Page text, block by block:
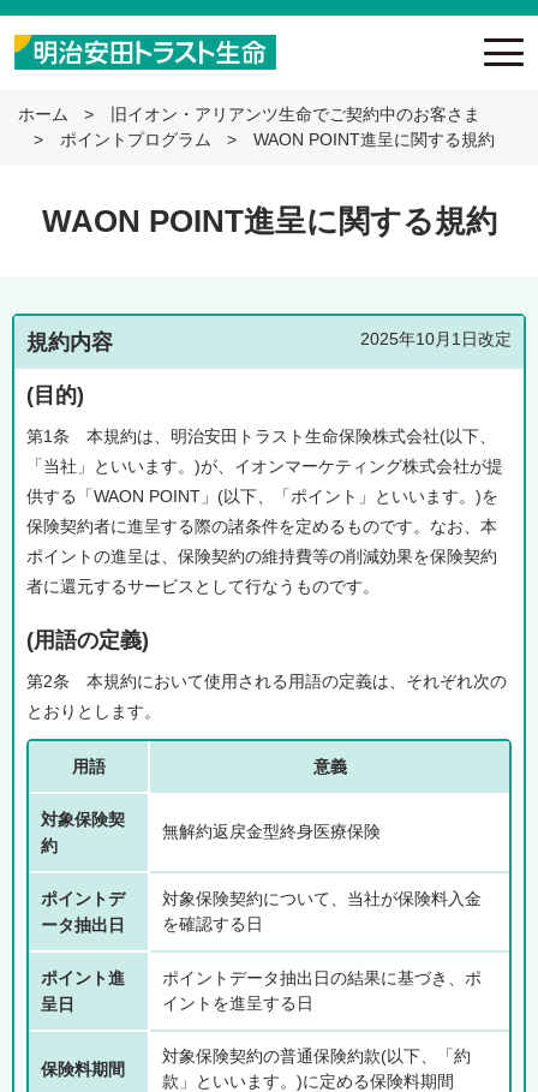
ホーム
旧イオン・アリアンツ生命でご契約中のお客さま
ポイントプログラム
WAON POINT進呈に関する規約
WAON POINT進呈に関する規約
規約内容 2025年10月1日改定
(目的)
第1条 本規約は、明治安田トラスト生命保険株式会社(以下、
「当社」といいます。)が、イオンマーケティング株式会社が提
供する「WAON POINT」(以下、「ポイント」といいます。)を
保険契約者に進呈する際の諸条件を定めるものです。なお、本
ポイントの進呈は、保険契約の維持費等の削減効果を保険契約
者に還元するサービスとして行なうものです。
(用語の定義)
第2条 本規約において使用される用語の定義は、それぞれ次の
とおりとします。
用語 意義
対象保険契
約
無解約返戻金型終身医療保険
ポイントデ
ータ抽出日
対象保険契約について、当社が保険料入金
を確認する日
ポイント進
呈日
ポイントデータ抽出日の結果に基づき、ポ
イントを進呈する日
保険料期間
対象保険契約の普通保険約款(以下、「約
款」といいます。)に定める保険料期間